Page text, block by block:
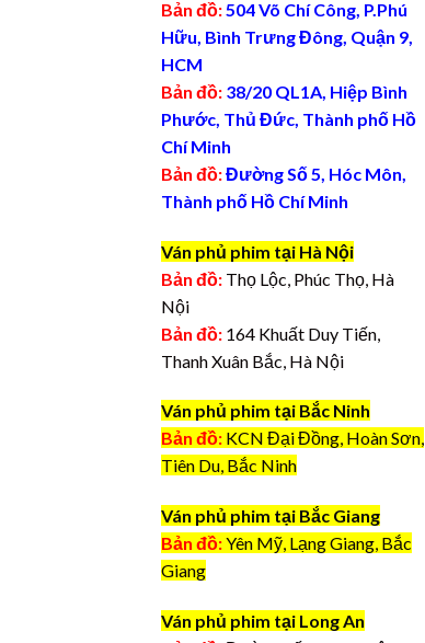
Bản đồ:504 Võ Chí Công, P.Phú
Hữu, Bình Trưng Đông, Quận 9,
HCM
Bản đồ: 38/20 QL1A, Hiệp Bình
Phước, Thủ Đức, Thành phố Hồ
Chí Minh
Bản đồ:Đường Số 5, Hóc Môn,
Thành phố Hồ Chí Minh
Ván phủ phim tại Hà Nội
Bản đồ: Thọ Lộc, Phúc Thọ, Hà
Nội
Bản đồ: 164 Khuất Duy Tiến,
Thanh Xuân Bắc, Hà Nội
Ván phủ phim tại Bắc Ninh
Bản đồ: KCN Đại Đồng, Hoàn Sơn,
Tiên Du, Bắc Ninh
Ván phủ phim tại Bắc Giang
Bản đồ:Yên Mỹ, Lạng Giang, Bắc
Giang
Ván phủ phim tại Long An